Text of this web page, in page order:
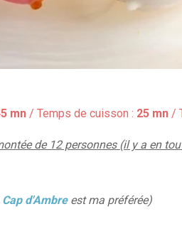
mn / Temps de cuisson : 25 mn /
de 12 personnes(il y a en
Cap d'Ambreest ma préférée)